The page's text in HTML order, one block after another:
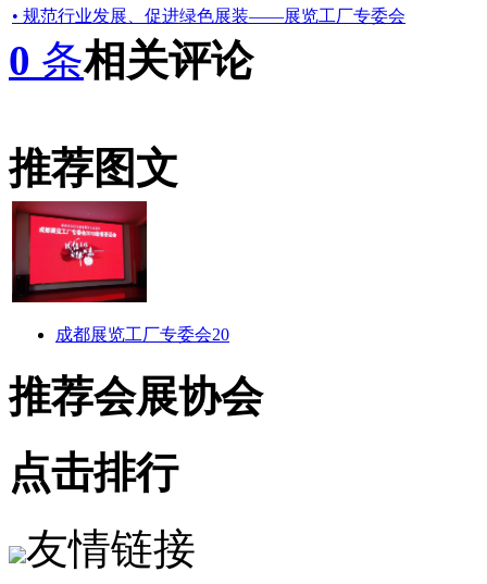
• 规范行业发展、促进绿色展装——展览工厂专委会
0 条相关评论
推荐图文
成都展览工厂专委会20
推荐会展协会
点击排行
友情链接